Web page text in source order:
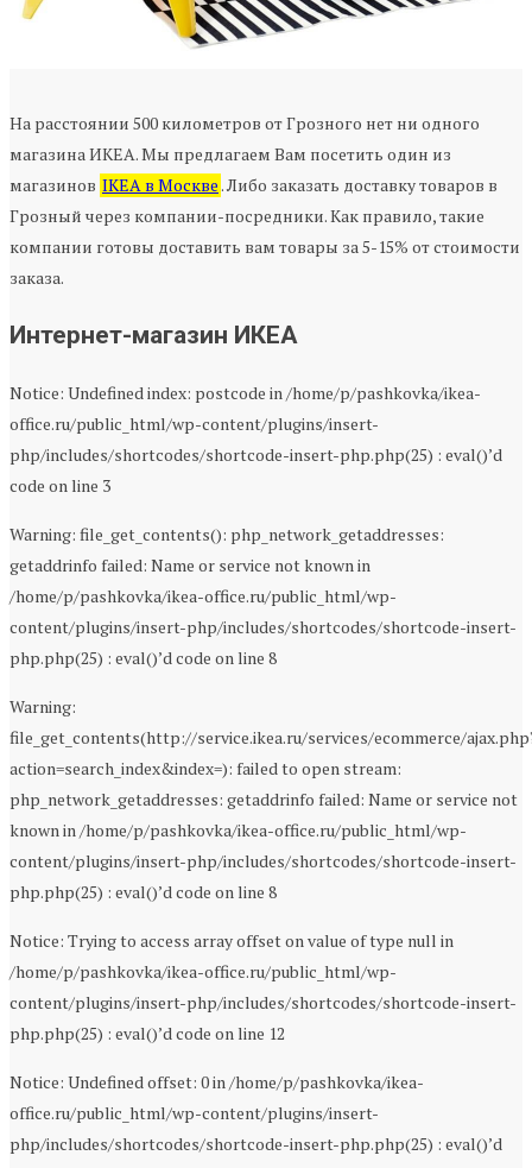
На расстоянии 500 километров от Грозного нет ни одного
магазина ИКЕА. Мы предлагаем Вам посетить один из
магазинов IKEA в Москве. Либо заказать доставку товаров в
Грозный через компании-посредники. Как правило, такие
компании готовы доставить вам товары за 5-15% от стоимости
заказа.
Интернет-магазин ИКЕА
Notice: Undefined index: postcode in /home/p/pashkovka/ikea-
office.ru/public_html/wp-content/plugins/insert-
php/includes/shortcodes/shortcode-insert-php.php(25) : eval()’d
code on line 3
Warning: file_get_contents(): php_network_getaddresses:
getaddrinfo failed: Name or service not known in
/home/p/pashkovka/ikea-office.ru/public_html/wp-
content/plugins/insert-php/includes/shortcodes/shortcode-insert-
php.php(25) : eval()’d code on line 8
Warning:
file_get_contents(http://service.ikea.ru/services/ecommerce/
action=search_index&index=): failed to open stream:
php_network_getaddresses: getaddrinfo failed: Name or service not
known in /home/p/pashkovka/ikea-office.ru/public_html/wp-
content/plugins/insert-php/includes/shortcodes/shortcode-insert-
php.php(25) : eval()’d code on line 8
Notice: Trying to access array offset on value of type null in
/home/p/pashkovka/ikea-office.ru/public_html/wp-
content/plugins/insert-php/includes/shortcodes/shortcode-insert-
php.php(25) : eval()’d code on line 12
Notice: Undefined offset: 0 in /home/p/pashkovka/ikea-
office.ru/public_html/wp-content/plugins/insert-
php/includes/shortcodes/shortcode-insert-php.php(25) : eval()’d